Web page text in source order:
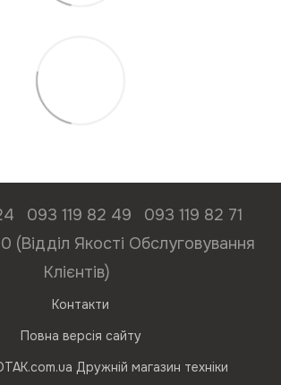
093 119 82 49
093 119 82 71
Якості Обслуговування
Клієнтів)
Контакти
Повна версія сайту
Дружній магазин техніки